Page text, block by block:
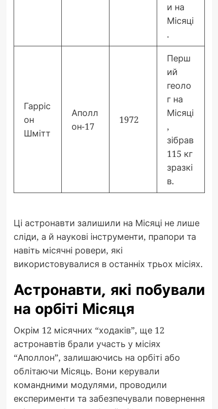
и на
Місяці
.
Гарріс
он
Шмітт
Аполл
он-17
1972
Перш
ий
геоло
г на
Місяці
,
зібрав
115 кг
зразкі
в.
Ці астронавти залишили на Місяці не лише
сліди, а й наукові інструменти, прапори та
навіть місячні ровери, які
використовувалися в останніх трьох місіях.
Астронавти, які побували
на орбіті Місяця
Окрім 12 місячних “ходаків”, ще 12
астронавтів брали участь у місіях
“Аполлон”, залишаючись на орбіті або
облітаючи Місяць. Вони керували
командними модулями, проводили
експерименти та забезпечували повернення